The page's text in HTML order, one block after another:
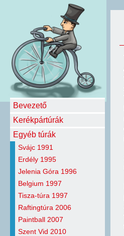
Bevezető
Kerékpártúrák
Egyéb túrák
Svájc 1991
Erdély 1995
Jelenia Góra 1996
Belgium 1997
Tisza-túra 1997
Raftingtúra 2006
Paintball 2007
Szent Vid 2010